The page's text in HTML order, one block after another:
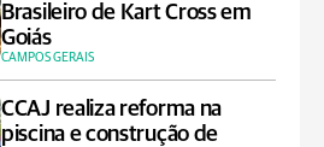
Brasileiro de Kart Cross em
Goiás
CAMPOS GERAIS
CCAJ realiza reforma na
piscina e construção de